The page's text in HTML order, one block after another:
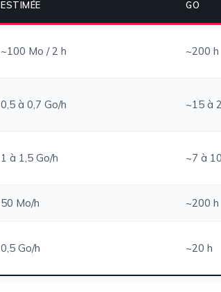
ESTIMÉE
GO
~100 Mo / 2 h ~200 h
0,5 à 0,7 Go/h ~15 à
1 à 1,5 Go/h ~7 à
50 Mo/h ~200 h
0,5 Go/h ~20 h